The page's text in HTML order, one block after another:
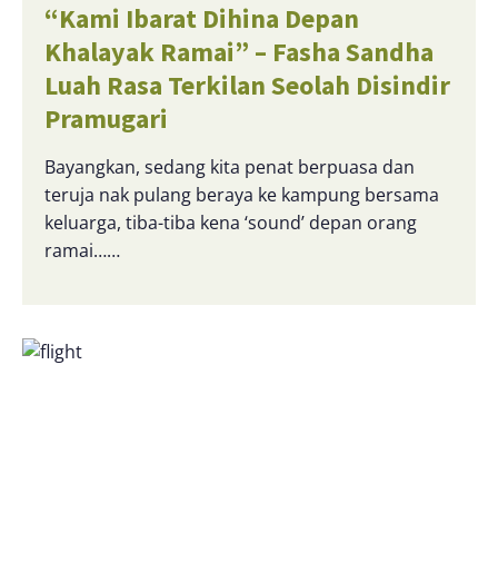
“Kami Ibarat Dihina Depan
Khalayak Ramai” – Fasha Sandha
Luah Rasa Terkilan Seolah Disindir
Pramugari
Bayangkan, sedang kita penat berpuasa dan
teruja nak pulang beraya ke kampung bersama
keluarga, tiba-tiba kena ‘sound’ depan orang
ramai……